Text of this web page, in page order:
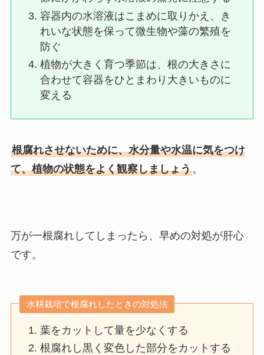
容器内の水溶液はこまめに取りかえ、き
れいな状態を保って微生物や藻の繁殖を
防ぐ
植物が大きく育つ季節は、根の大きさに
合わせて容器をひとまわり大きいものに
変える
根腐れさせないために、水分量や水温に気をつけ
て、植物の状態をよく観察しましょう。
万が一根腐れしてしまったら、早めの対処が肝心
です。
水耕栽培で根腐れしたときの対処法
葉をカットして量を少なくする
根腐れし黒く変色した部分をカットする